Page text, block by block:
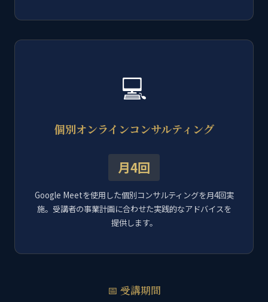
💻
個別オンラインコンサルティング
月4回
Google Meetを使用した個別コンサルティングを月4回実
施。受講者の事業計画に合わせた実践的なアドバイスを
提供します。
📅 受講期間